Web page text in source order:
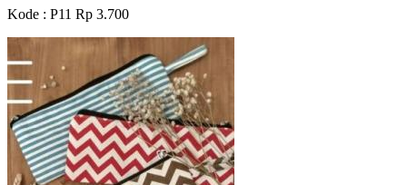
Kode : P11 Rp 3.700